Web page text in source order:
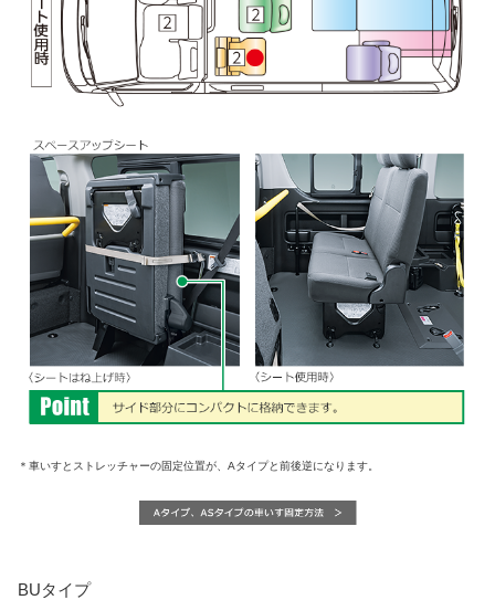
＊ 車いすとストレッチャーの固定位置が、Aタイプと前後逆になります。
BUタイプ